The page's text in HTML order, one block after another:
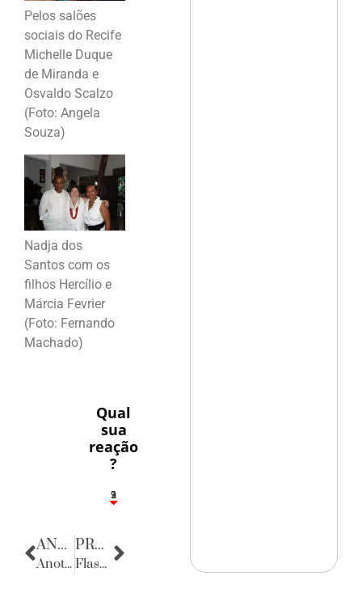
Pelos salões
sociais do Recife
Michelle Duque
de Miranda e
Osvaldo Scalzo
(Foto: Angela
Souza)
Nadja dos
Santos com os
filhos Hercílio e
Márcia Fevrier
(Foto: Fernando
Machado)
Qual
sua
reação
?
3
1
2
9
ANTERIOR
Anotações do Cotidiano
PRÓXIMA
Flashes